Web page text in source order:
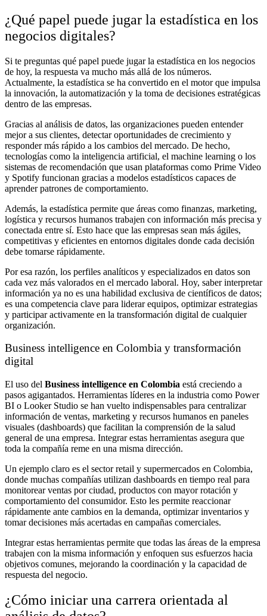
¿Qué papel puede jugar la estadística en los
negocios digitales?
Si te preguntas qué papel puede jugar la estadística en los negocios
de hoy, la respuesta va mucho más allá de los números.
Actualmente, la estadística se ha convertido en el motor que impulsa
la innovación, la automatización y la toma de decisiones estratégicas
dentro de las empresas.
Gracias al análisis de datos, las organizaciones pueden entender
mejor a sus clientes, detectar oportunidades de crecimiento y
responder más rápido a los cambios del mercado. De hecho,
tecnologías como la inteligencia artificial, el machine learning o los
sistemas de recomendación que usan plataformas como Prime Video
y Spotify funcionan gracias a modelos estadísticos capaces de
aprender patrones de comportamiento.
Además, la estadística permite que áreas como finanzas, marketing,
logística y recursos humanos trabajen con información más precisa y
conectada entre sí. Esto hace que las empresas sean más ágiles,
competitivas y eficientes en entornos digitales donde cada decisión
debe tomarse rápidamente.
Por esa razón, los perfiles analíticos y especializados en datos son
cada vez más valorados en el mercado laboral. Hoy, saber interpretar
información ya no es una habilidad exclusiva de científicos de datos;
es una competencia clave para liderar equipos, optimizar estrategias
y participar activamente en la transformación digital de cualquier
organización.
Business intelligence en Colombia y transformación
digital
El uso del Business intelligence en Colombia está creciendo a
pasos agigantados. Herramientas líderes en la industria como Power
BI o Looker Studio se han vuelto indispensables para centralizar
información de ventas, marketing y recursos humanos en paneles
visuales (dashboards) que facilitan la comprensión de la salud
general de una empresa. Integrar estas herramientas asegura que
toda la compañía reme en una misma dirección.
Un ejemplo claro es el sector retail y supermercados en Colombia,
donde muchas compañías utilizan dashboards en tiempo real para
monitorear ventas por ciudad, productos con mayor rotación y
comportamiento del consumidor. Esto les permite reaccionar
rápidamente ante cambios en la demanda, optimizar inventarios y
tomar decisiones más acertadas en campañas comerciales.
Integrar estas herramientas permite que todas las áreas de la empresa
trabajen con la misma información y enfoquen sus esfuerzos hacia
objetivos comunes, mejorando la coordinación y la capacidad de
respuesta del negocio.
¿Cómo iniciar una carrera orientada al